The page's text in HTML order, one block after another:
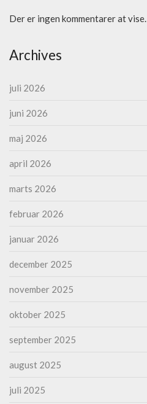
Der er ingen kommentarer at vise.
Archives
juli 2026
juni 2026
maj 2026
april 2026
marts 2026
februar 2026
januar 2026
december 2025
november 2025
oktober 2025
september 2025
august 2025
juli 2025